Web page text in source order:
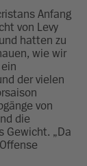
Anfang
von Levy
hatten zu
wie wir
der vielen
von
die
Gewicht. „Da